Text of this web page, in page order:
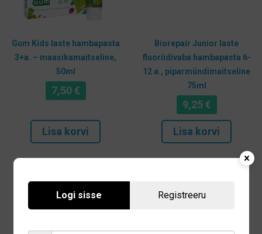
Gum Kids laste hambapasta
3+a. – maasikamaitseline,
50ml
7,50€
Lisa korvi
Biorepair Junior laste
fluoriidivaba hambapasta 6-
12 a., piparmündimaitseline
75ml
9,25€
Lisa korvi
Logi sisse Registreeru